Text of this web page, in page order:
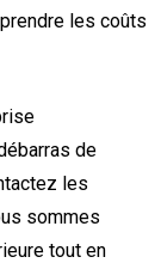
les coûts
de
les
sommes
tout en